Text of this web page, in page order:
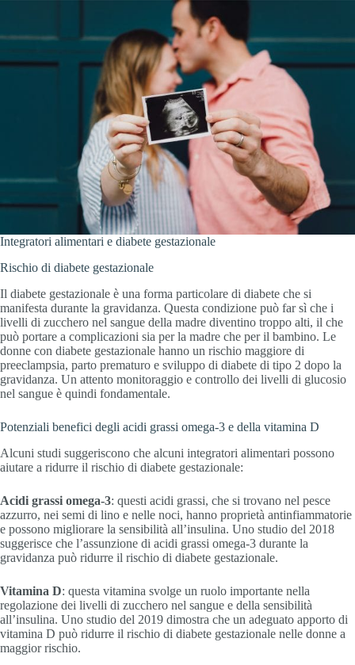
Integratori alimentari e diabete gestazionale
Rischio di diabete gestazionale
Il diabete gestazionale è una forma particolare di diabete che si
manifesta durante la gravidanza. Questa condizione può far sì che i
livelli di zucchero nel sangue della madre diventino troppo alti, il che
può portare a complicazioni sia per la madre che per il bambino. Le
donne con diabete gestazionale hanno un rischio maggiore di
preeclampsia, parto prematuro e sviluppo di diabete di tipo 2 dopo la
gravidanza. Un attento monitoraggio e controllo dei livelli di glucosio
nel sangue è quindi fondamentale.
Potenziali benefici degli acidi grassi omega-3 e della vitamina D
Alcuni studi suggeriscono che alcuni integratori alimentari possono
aiutare a ridurre il rischio di diabete gestazionale:
Acidi grassi omega-3: questi acidi grassi, che si trovano nel pesce
azzurro, nei semi di lino e nelle noci, hanno proprietà antinfiammatorie
e possono migliorare la sensibilità all’insulina. Uno studio del 2018
suggerisce che l’assunzione di acidi grassi omega-3 durante la
gravidanza può ridurre il rischio di diabete gestazionale.
Vitamina D: questa vitamina svolge un ruolo importante nella
regolazione dei livelli di zucchero nel sangue e della sensibilità
all’insulina. Uno studio del 2019 dimostra che un adeguato apporto di
vitamina D può ridurre il rischio di diabete gestazionale nelle donne a
maggior rischio.